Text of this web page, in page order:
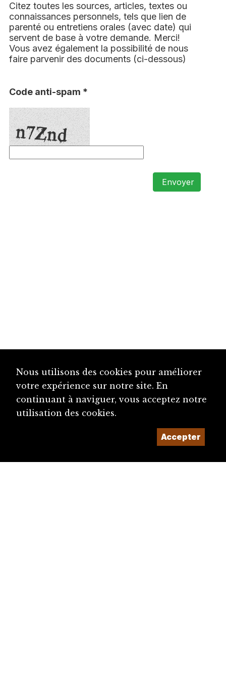
Citez toutes les sources, articles, textes ou
connaissances personnels, tels que lien de
parenté ou entretiens orales (avec date) qui
servent de base à votre demande. Merci!
Vous avez également la possibilité de nous
faire parvenir des documents (ci-dessous)
Code anti-spam *
Envoyer
Nous utilisons des cookies pour améliorer
votre expérience sur notre site. En
continuant à naviguer, vous acceptez notre
utilisation des cookies.
Accepter